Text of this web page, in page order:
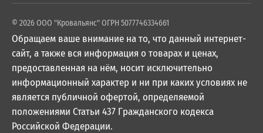
© 2026 ООО "Кровальянс" ОГРН 5077746334661
Обращаем ваше внимание на то, что данный интернет-
сайт, а также вся информация о товарах и ценах,
предоставленная на нём, носит исключительно
информационный характер и ни при каких условиях не
является публичной офертой, определяемой
положениями Статьи 437 Гражданского кодекса
Российской Федерации.